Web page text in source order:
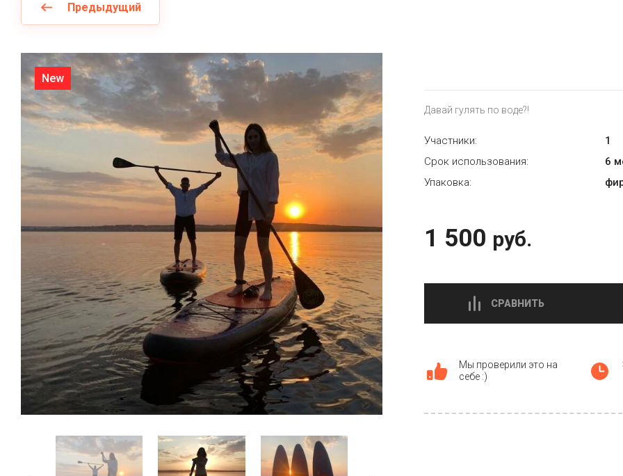
Предыдущий
New
Давай гулять по воде?!
Участники:
1
Срок использования:
6
Упаковка:
1 500 руб.
СРАВНИТЬ
Мы проверили это на
себе :)